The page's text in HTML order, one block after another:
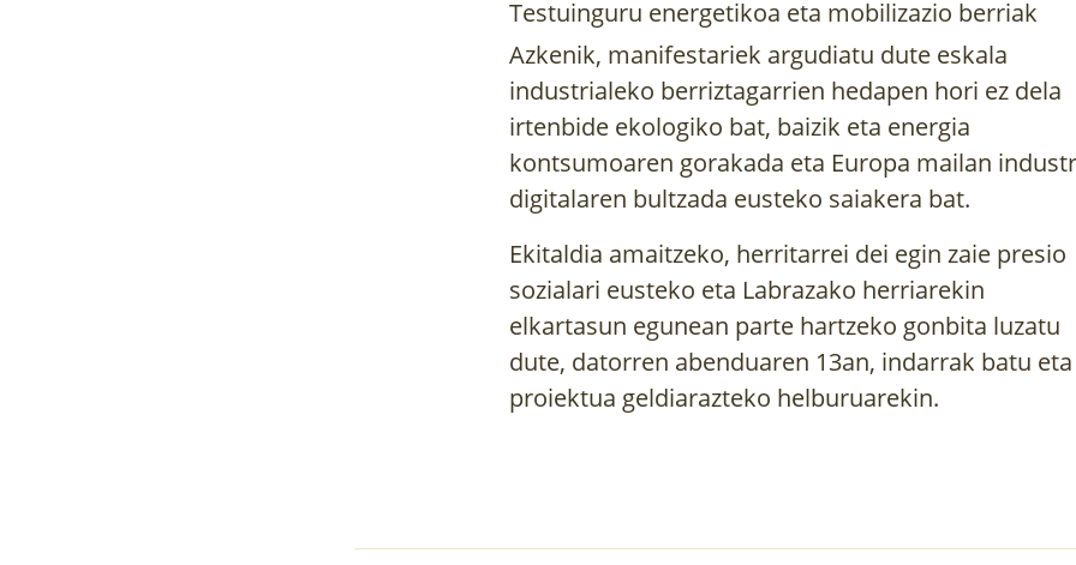
Testuinguru energetikoa eta mobilizazio berriak
Azkenik, manifestariek argudiatu dute eskala
industrialeko berriztagarrien hedapen hori ez dela
irtenbide ekologiko bat, baizik eta energia
kontsumoaren gorakada eta Europa mailan
digitalaren bultzada eusteko saiakera bat.
Ekitaldia amaitzeko, herritarrei dei egin zaie presio
sozialari eusteko eta Labrazako herriarekin
elkartasun egunean parte hartzeko gonbita luzatu
dute, datorren abenduaren 13an, indarrak batu eta
proiektua geldiarazteko helburuarekin.